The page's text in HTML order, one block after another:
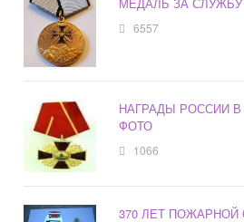
МЕДАЛЬ ЗА
6557
НАГРАДЫ РОССИИ
ФОТО
1066
370 ЛЕТ